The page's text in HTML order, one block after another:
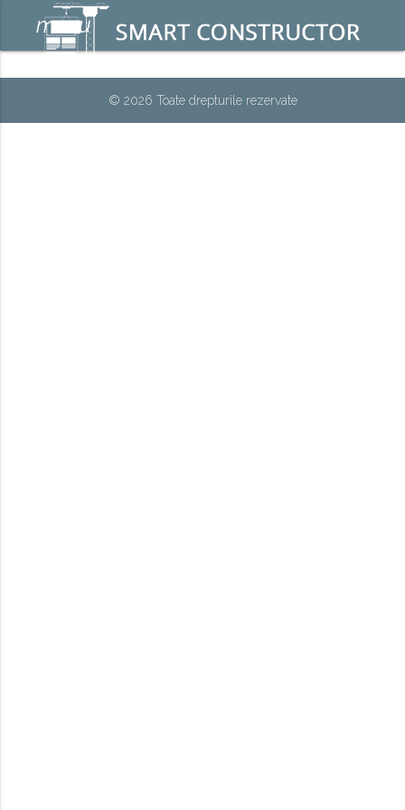
menu
© 2026 Toate drepturile rezervate